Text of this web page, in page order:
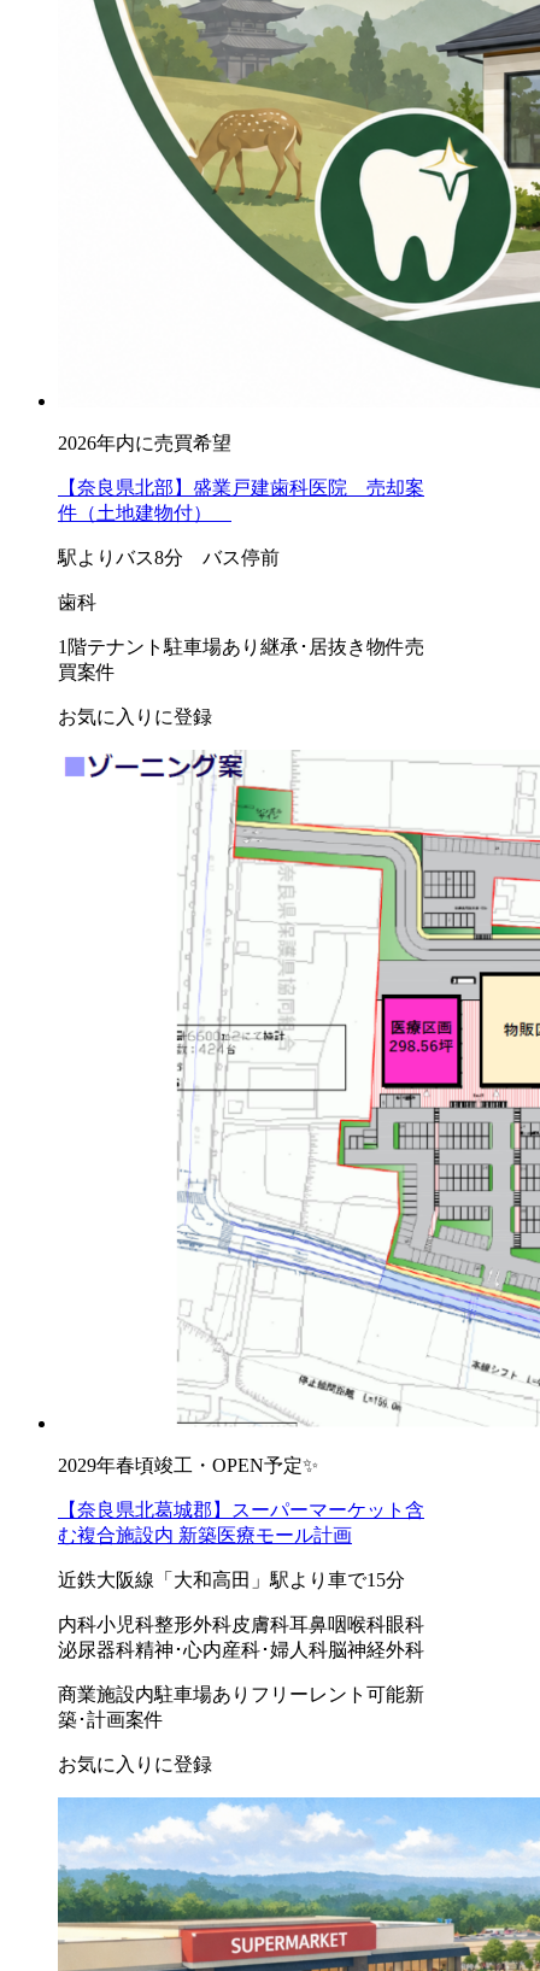
2026年内に売買希望
【奈良県北部】盛業戸建歯科医院 売却案
件（土地建物付）
駅よりバス8分 バス停前
歯科
1階テナント 駐車場あり 継承･居抜き物件売
買案件
お気に入りに登録
2029年春頃竣工・OPEN予定✨
【奈良県北葛城郡】スーパーマーケット含
む複合施設内 新築医療モール計画
近鉄大阪線「大和高田」駅より車で15分
内科小児科整形外科皮膚科耳鼻咽喉科眼科
泌尿器科精神･心内産科･婦人科脳神経外科
商業施設内駐車場あり フリーレント可能新
築･計画案件
お気に入りに登録